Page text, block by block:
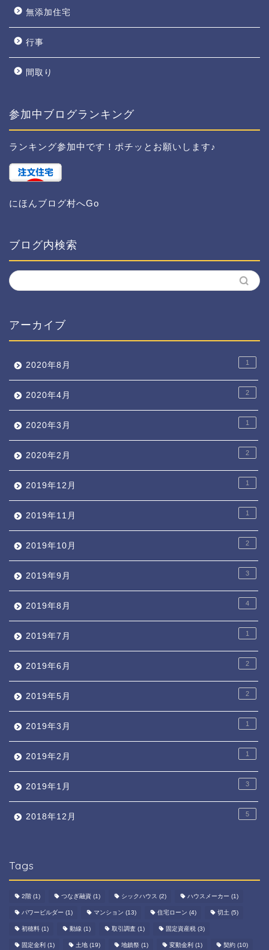
無添加住宅
行事
間取り
参加中ブログランキング
ランキング参加中です！ポチッとお願いします♪
にほんブログ村へGo
ブログ内検索
アーカイブ
2020年8月 1
2020年4月 2
2020年3月 1
2020年2月 2
2019年12月 1
2019年11月 1
2019年10月 2
2019年9月 3
2019年8月 4
2019年7月 1
2019年6月 2
2019年5月 2
2019年3月 1
2019年2月 1
2019年1月 3
2018年12月 5
Tags
2階 (1) つなぎ融資 (1) シックハウス (2) ハウスメーカー (1)
パワービルダー (1) マンション (13) 住宅ローン (4) 切土 (5)
初穂料 (1) 動線 (1) 取引調査 (1) 固定資産税 (3)
固定金利 (1) 土地 (19) 地鎮祭 (1) 変動金利 (1) 契約 (10)